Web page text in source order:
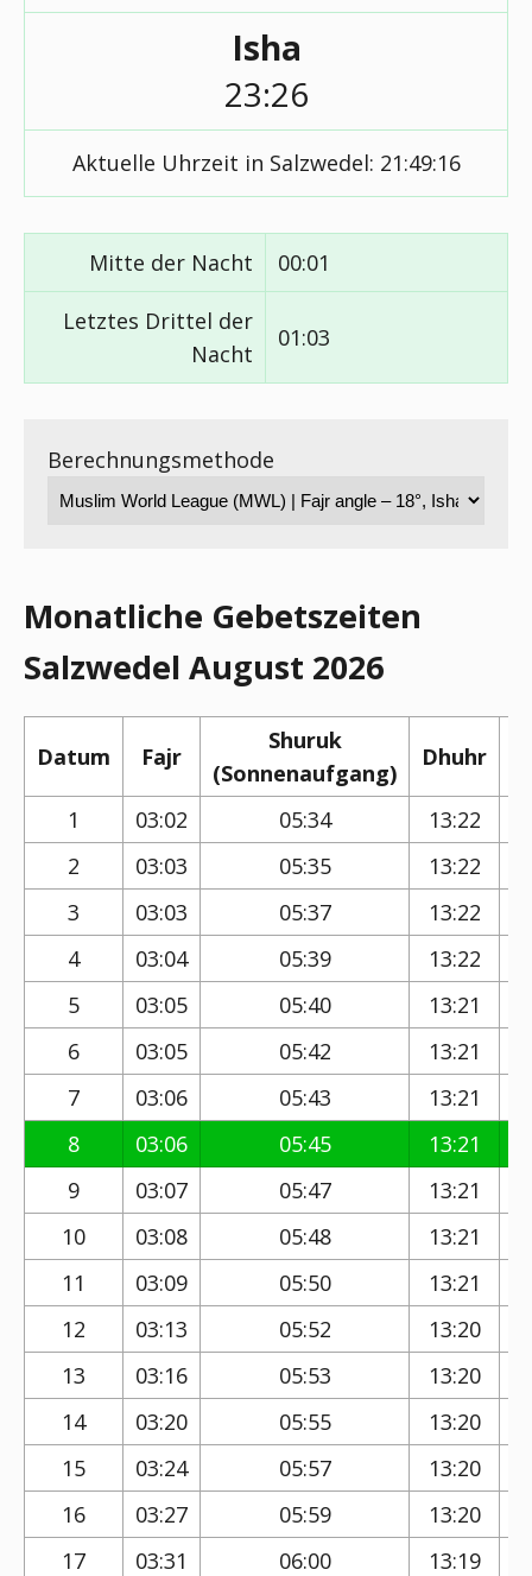
Isha
23:26
Aktuelle Uhrzeit in Salzwedel: 21:49:16
Mitte der Nacht 00:01
Letztes Drittel der
Nacht
01:03
Berechnungsmethode
Monatliche Gebetszeiten
Salzwedel August 2026
Datum Fajr
Shuruk
(Sonnenaufgang)
Dhuhr
1
03:02 05:34 13:22
2
03:03 05:35 13:22
3
03:03 05:37 13:22
4
03:04 05:39 13:22
5
03:05 05:40 13:21
6
03:05 05:42 13:21
7
03:06 05:43 13:21
8
03:06 05:45 13:21
9
03:07 05:47 13:21
10
03:08 05:48 13:21
11
03:09 05:50 13:21
12
03:13 05:52 13:20
13
03:16 05:53 13:20
14
03:20 05:55 13:20
15
03:24 05:57 13:20
16
03:27 05:59 13:20
17
03:31 06:00 13:19